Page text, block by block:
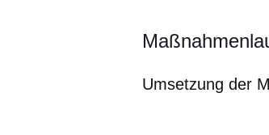
Umsetzung der